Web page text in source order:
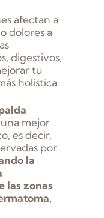
afectan a
dolores a
digestivos,
tu
holística.
mejor
es decir,
por
la
las zonas